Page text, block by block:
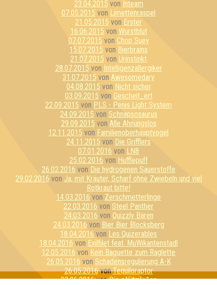
23.04.2015 von Inteam
07.05.2015 von Limettenraspel
21.05.2015 von Erster
16.06.2015 von Wurstblut
07.07.2015 von Chop Suey
15.07.2015 von Bierbrains
21.07.2015 von Urinstinkt
28.07.2015 von Intelligenzallergiker
31.07.2015 von Awesomedary
04.08.2015 von Nicht sicher
03.09.2015 von Gescheit_ert
22.09.2015 von PLS - Penis Light System
24.09.2015 von Schnapsosaurus
29.09.2015 von Alle Ahnungslos
12.11.2015 von Familienoberhauptvogel
24.11.2015 von Die Grifflers
07.01.2016 von LN8
25.02.2016 von Hufflepuff
26.02.2016 von Die hydrogenen Sauerstoffe
29.02.2016 von Ja, mit Kräuter, Scharf ohne Zwiebeln und viel
Rotkraut bitte!
14.03.2016 von Zerschmetterlinge
22.03.2016 von Steel Panther
24.03.2016 von Quizzly Bären
24.03.2016 von Bier Bier Blocksberg
18.04.2016 von Les Quizerables
18.04.2016 von Exilfilet feat. MuWikantenstadl
12.05.2016 von Kein Baguette zum Raglette
26.05.2016 von Schadensregulierung A-K
26.05.2016vonTequiloraptor
23.06.2016vonDie e^(i*π)+1en